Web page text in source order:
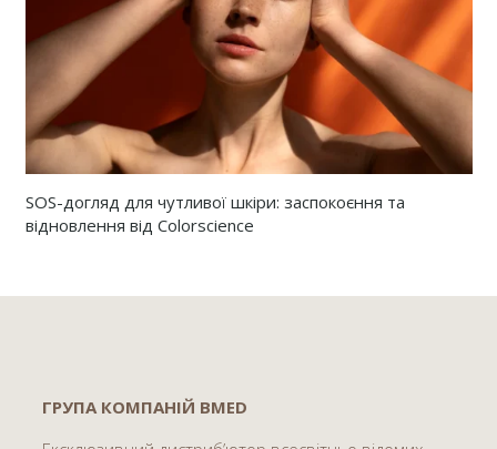
SOS-догляд для чутливої ​​шкіри: заспокоєння та
відновлення від Colorscience
ГРУПА КОМПАНІЙ BMED